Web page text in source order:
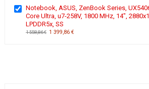
Notebook, ASUS, ZenBook Series,
Core Ultra, u7-258V, 1800 MHz, 14",
LPDDR5x, SS
1 558,86 € 1 399,86 €